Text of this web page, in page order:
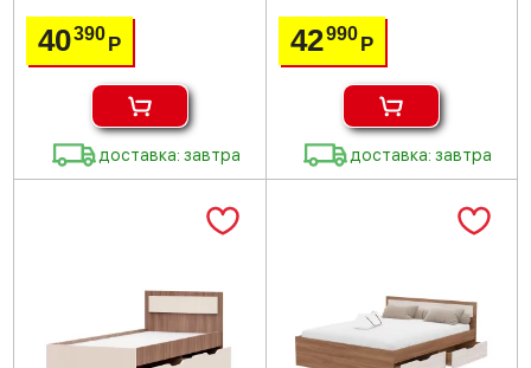
40390Р
доставка: завтра
42990 Р
доставка: завтра